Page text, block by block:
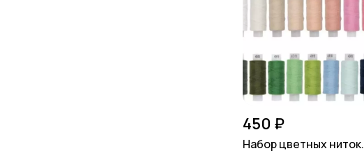
450 ₽
Набор цветных ниток.